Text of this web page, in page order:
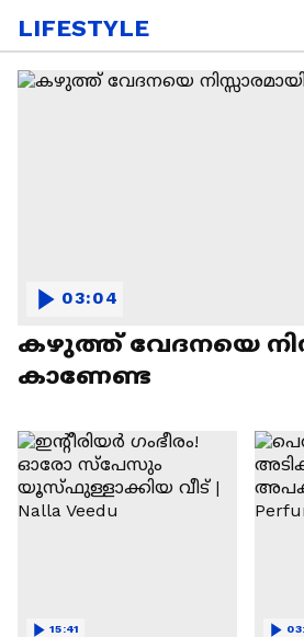
LIFESTYLE
കഴുത്ത് വേദനയെ
കാണേണ്ട
03:04
15:41